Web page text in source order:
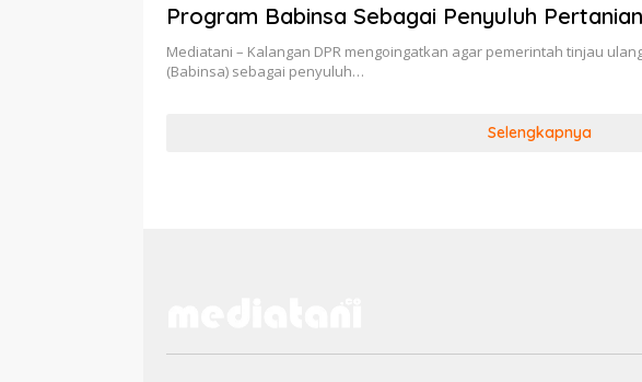
Program Babinsa Sebagai Penyuluh
Mediatani – Kalangan DPR mengoingatkan agar pemerintah tinjau
(Babinsa) sebagai penyuluh…
Selengkapnya